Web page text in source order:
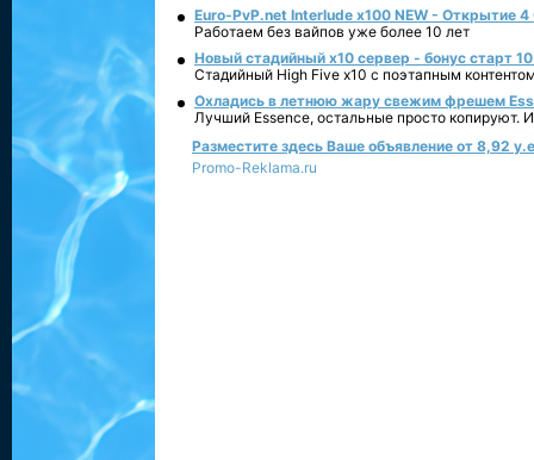
Euro-PvP.net Interlude х100 NEW - Открытие 4
Работаем без вайпов уже более 10 лет
Новый стадийный х10 сервер - бонус старт
Стадийный High Five x10 с поэтапным
Охладись в летнюю жару свежим фрешем
Лучший Essence, остальные просто копируют.
Разместите здесь Ваше объявление от 8,92
Promo-Reklama.ru